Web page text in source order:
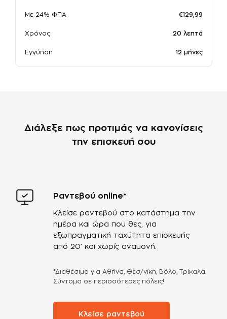
Με 24% ΦΠΑ €129,99
Χρόνος 20 λεπτά
Εγγύηση 12 μήνες
Διάλεξε πως προτιμάς να κανονίσεις
την επισκευή σου
Ραντεβού online*
Κλείσε ραντεβού στο κατάστημα την
ημέρα και ώρα που θες, για
εξωπραγματική ταχύτητα επισκευής
από 20’ και χωρίς αναμονή.
*Διαθέσιμο για Αθήνα, Θεσ/νίκη, Βόλο, Τρίκαλα.
Σύντομα σε περισσότερες πόλεις!
Κλείσε ραντεβού